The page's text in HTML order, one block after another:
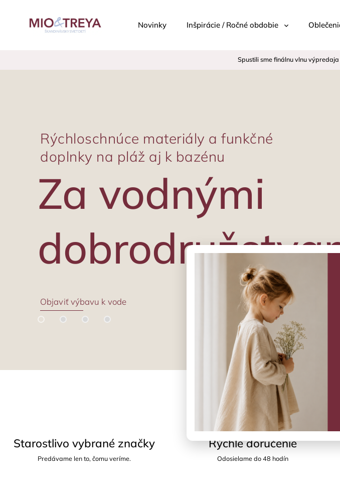
Novinky Inšpirácie / Ročné obdobie
Spustili sme finálnu vlnu
Za vodnými
Rýchloschnúce materiály a funkčné
doplnky na pláž aj k bazénu
Objaviť výbavu k vode
Starostlivo vybrané značky
Predávame len to, čomu veríme.
Rýchle doručenie
Odosielame do 48 hodín